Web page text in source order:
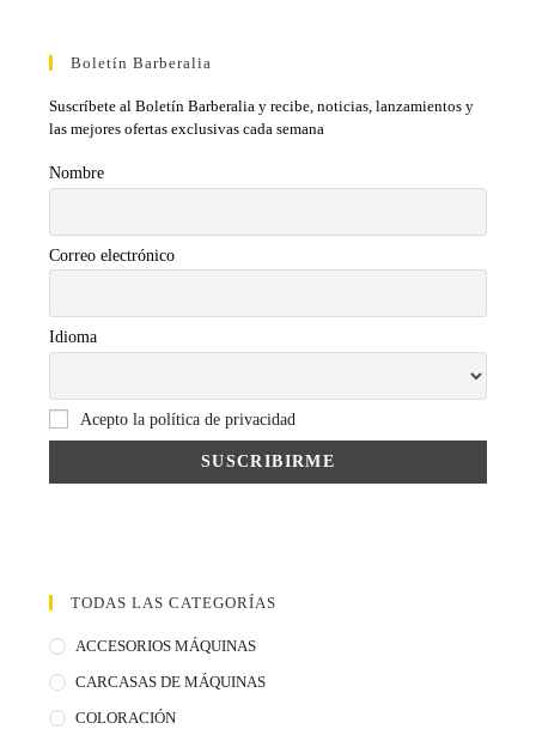
Boletín Barberalia
Suscríbete al Boletín Barberalia y recibe, noticias, lanzamientos y
las mejores ofertas exclusivas cada semana
Nombre
Correo electrónico
Idioma
Acepto la política de privacidad
TODAS LAS CATEGORÍAS
ACCESORIOS MÁQUINAS
CARCASAS DE MÁQUINAS
COLORACIÓN